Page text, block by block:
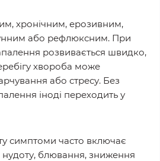
хронічним, ерозивним,
або рефлюксним. При
розвивається швидко,
хвороба може
або стресу. Без
іноді переходить у
симптоми часто включає
нудоту, блювання, зниження